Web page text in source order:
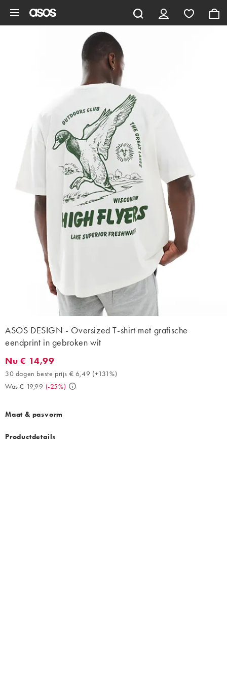
ASOS DESIGN - Oversized T-shirt met grafische
eendprint in gebroken wit
Nu € 14,99. 30 dagen beste prijs € 6,49 (+131%). Was € 19,99.
Nu € 14,99
30 dagen beste prijs € 6,49 (+131%)
Was € 19,99 (-25%)
Maat & pasvorm
Productdetails